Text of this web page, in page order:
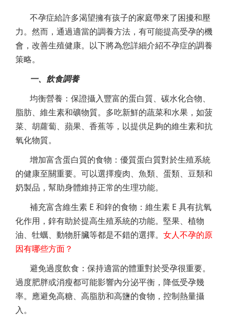
不孕症給許多渴望擁有孩子的家庭帶來了困擾和壓
力。然而，通過適當的調養方法，有可能提高受孕的機
會，改善生殖健康。以下將為您詳細介紹不孕症的調養
策略。
一、飲食調養
均衡營養：保證攝入豐富的蛋白質、碳水化合物、
脂肪、維生素和礦物質。多吃新鮮的蔬菜和水果，如菠
菜、胡蘿蔔、蘋果、香蕉等，以提供足夠的維生素和抗
氧化物質。
增加富含蛋白質的食物：優質蛋白質對於生殖系統
的健康至關重要。可以選擇瘦肉、魚類、蛋類、豆類和
奶製品，幫助身體維持正常的生理功能。
補充富含維生素 E 和鋅的食物：維生素 E 具有抗氧
化作用，鋅有助於提高生殖系統的功能。堅果、植物
油、牡蠣、動物肝臟等都是不錯的選擇。 女人不孕的原
因有哪些方面？
避免過度飲食：保持適當的體重對於受孕很重要。
過度肥胖或消瘦都可能影響內分泌平衡，降低受孕幾
率。應避免高糖、高脂肪和高鹽的食物，控制熱量攝
入。